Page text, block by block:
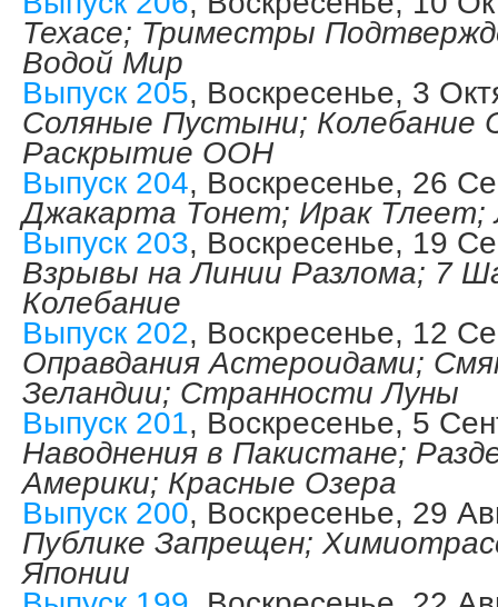
Техасе; Триместры
Водой Мир
Выпуск 205, Воскресенье, 3
Соляные Пустыни; Колебание
Раскрытие ООН
Выпуск 204, Воскресенье, 26
Джакарта Тонет; Ирак
Выпуск 203, Воскресенье, 19
Взрывы на Линии Разлома; 7
Колебание
Выпуск 202, Воскресенье, 12
Оправдания Астероидами;
Зеландии; Странности Луны
Выпуск 201, Воскресенье, 5
Наводнения в Пакистане;
Америки; Красные Озера
Выпуск 200, Воскресенье, 29
Публике Запрещен;
Японии